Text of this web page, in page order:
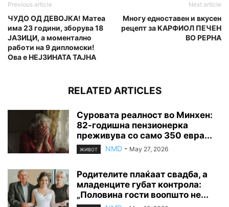
Previous article
ЧУДО ОД ДЕВОЈКА! Матеа
има 23 години, зборува 18
ЈАЗИЦИ, а моментално
работи на 9 дипломски!
Ова е НЕЈЗИНАТА ТАЈНА
Next article
Многу едноставен и вкусен
рецепт за КАРФИОЛ ПЕЧЕН
ВО РЕРНА
RELATED ARTICLES
Суровата реалност во Минхен:
82-годишна пензионерка
преживува со само 350 евра...
ЖИВОТ NMD - May 27, 2026
Родителите плаќаат свадба, а
младенците губат контрола:
„Половина гости воопшто не...